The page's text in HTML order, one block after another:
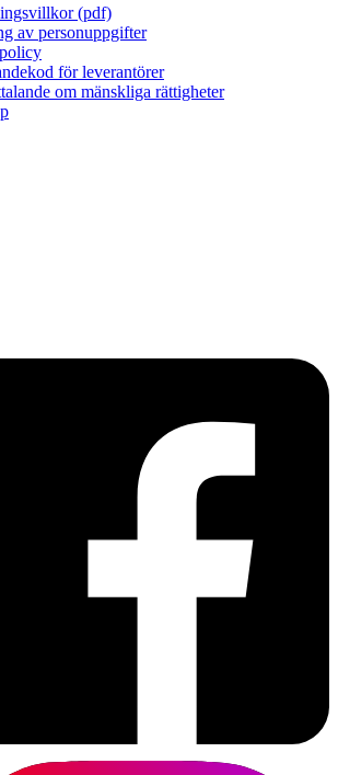
(pdf)
av personuppgifter
för leverantörer
om mänskliga rättigheter